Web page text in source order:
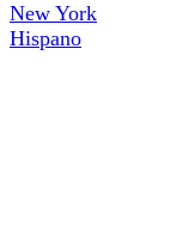
New York
Hispano